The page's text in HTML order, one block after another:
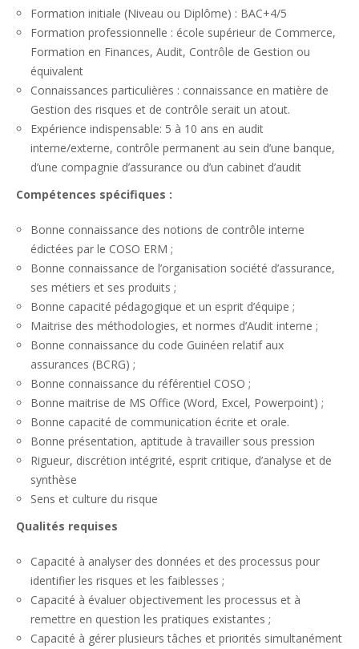
Formation initiale (Niveau ou Diplôme) : BAC+4/5
Formation professionnelle : école supérieur de Commerce,
Formation en Finances, Audit, Contrôle de Gestion ou
équivalent
Connaissances particulières : connaissance en matière de
Gestion des risques et de contrôle serait un atout.
Expérience indispensable: 5 à 10 ans en audit
interne/externe, contrôle permanent au sein d’une banque,
d’une compagnie d’assurance ou d’un cabinet d’audit
Compétences spécifiques :
Bonne connaissance des notions de contrôle interne
édictées par le COSO ERM ;
Bonne connaissance de l’organisation société d’assurance,
ses métiers et ses produits ;
Bonne capacité pédagogique et un esprit d’équipe ;
Maitrise des méthodologies, et normes d’Audit interne ;
Bonne connaissance du code Guinéen relatif aux
assurances (BCRG) ;
Bonne connaissance du référentiel COSO ;
Bonne maitrise de MS Office (Word, Excel, Powerpoint) ;
Bonne capacité de communication écrite et orale.
Bonne présentation, aptitude à travailler sous pression
Rigueur, discrétion intégrité, esprit critique, d’analyse et de
synthèse
Sens et culture du risque
Qualités requises
Capacité à analyser des données et des processus pour
identifier les risques et les faiblesses ;
Capacité à évaluer objectivement les processus et à
remettre en question les pratiques existantes ;
Capacité à gérer plusieurs tâches et priorités simultanément